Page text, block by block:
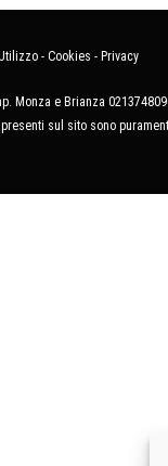
- Cookies - Privacy
e Brianza
sul sito sono